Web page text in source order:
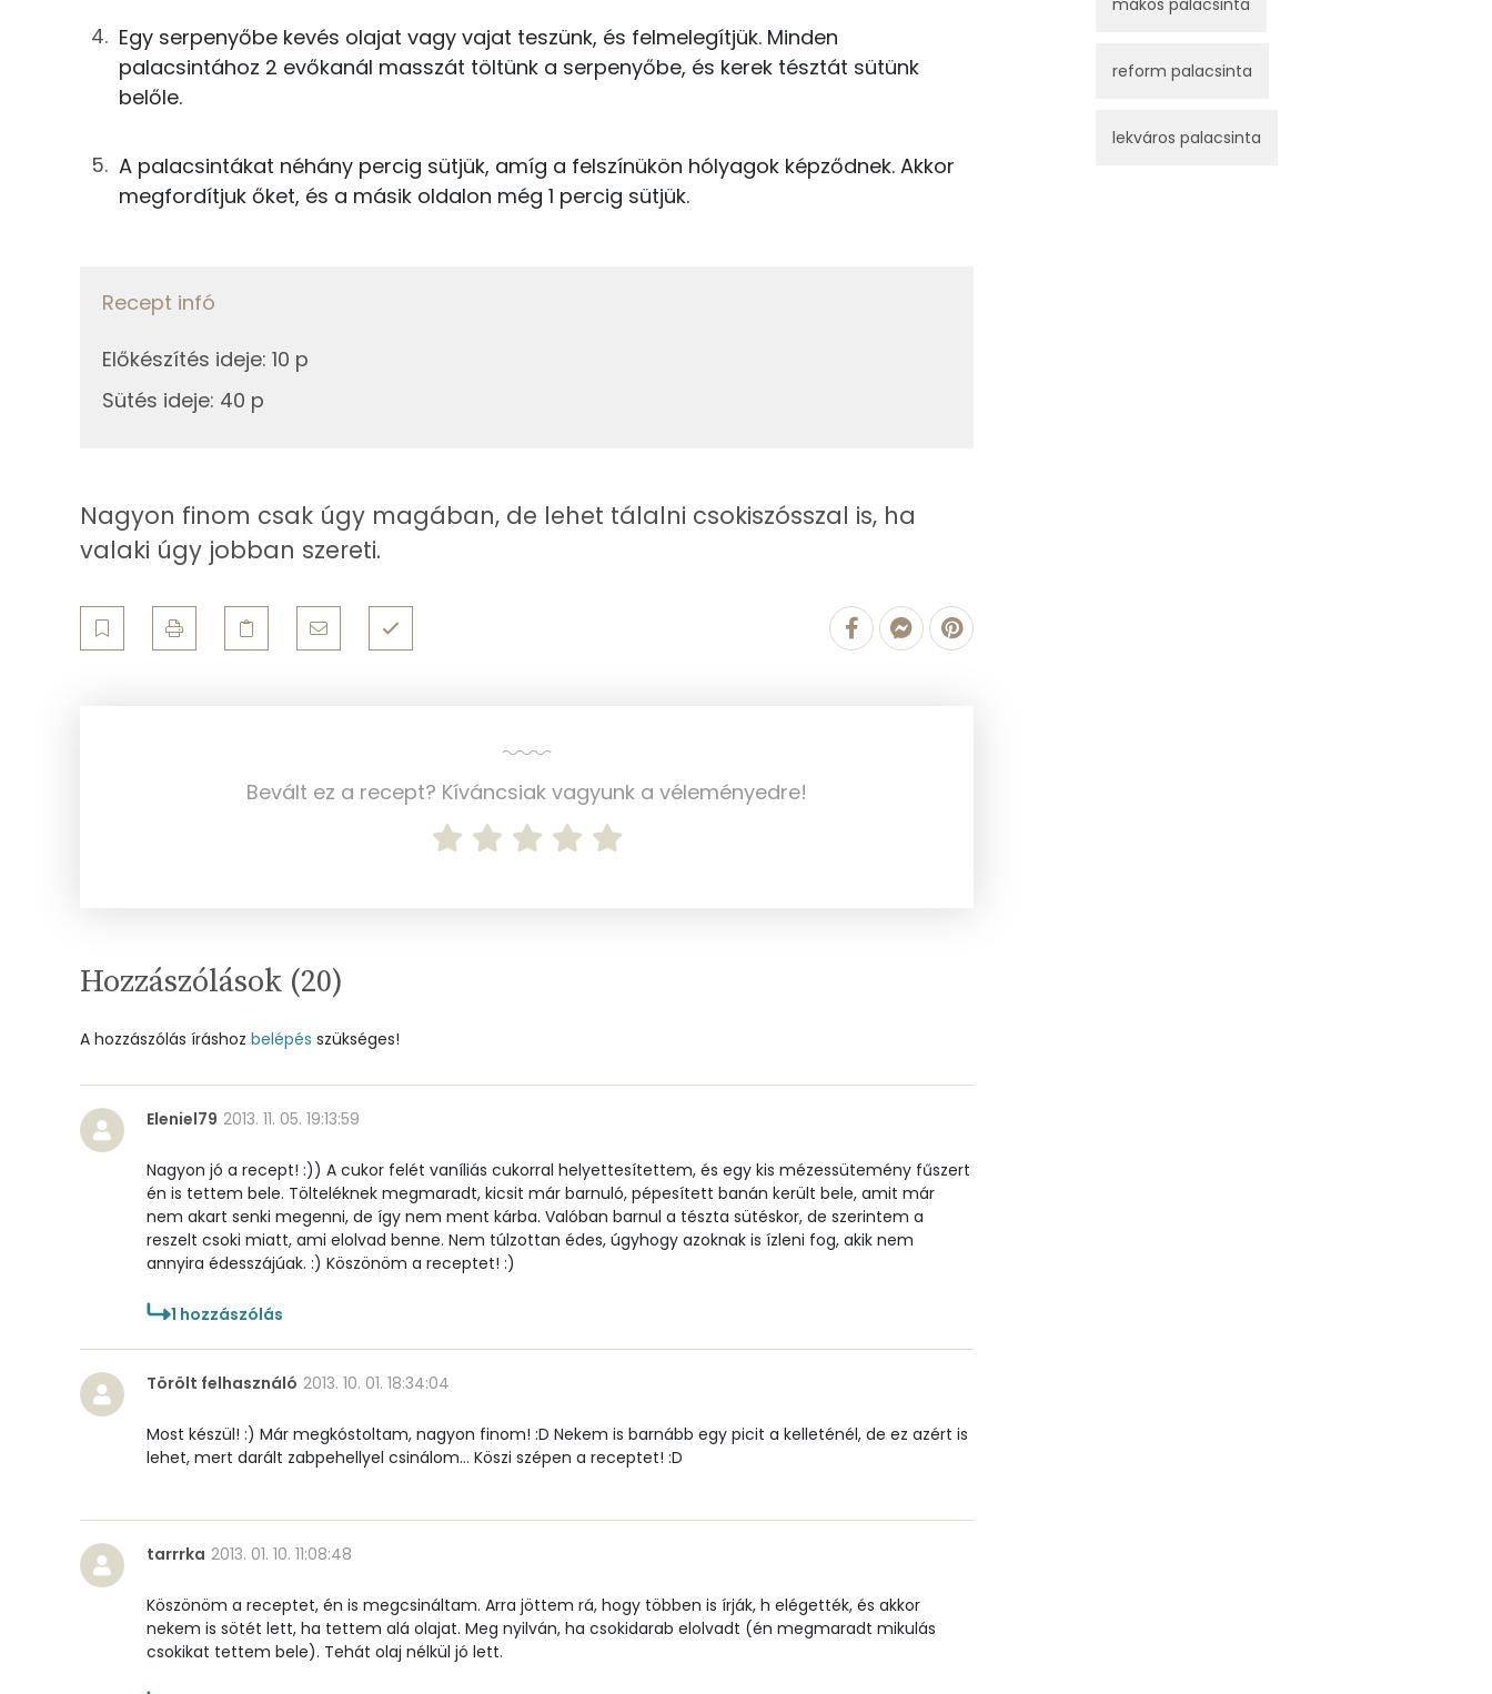
5g vaj
36 kcal
50galma
23 kcal
Összesen
Kálcium
Szelén
C vitamin:
Riboflavin - B2 vitamin:
Fehérje
Összesen
Telített zsírsav
6 g
Egyszeresen telítetlen zsírsav:
Többszörösen telítetlen zsírsav
1 g
Vas
Magnézium
Réz
0 mg
Mangán
1 mg
Szénhidrát
Összesen
Cukor
26 mg
Élelmi rost
Víz
Összesen 55.4 g
Vitaminok
Egy serpenyőbe kevés olajat vagy vajat teszünk, és felmelegítjük. Minden
palacsintához 2 evőkanál masszát töltünk a serpenyőbe, és kerek tésztát sütünk
belőle.
A palacsintákat néhány percig sütjük, amíg a felszínükön hólyagok képződnek. Akkor
megfordítjuk őket, és a másik oldalon még 1 percig sütjük.
Recept infó
Előkészítés ideje: 10 p
Sütés ideje: 40 p
Nagyon finom csak úgy magában, de lehet tálalni csokiszósszal is, ha
valaki úgy jobban szereti.
Bevált ez a recept? Kíváncsiak vagyunk a véleményedre!
Hozzászólások (20)
A hozzászólás íráshoz belépés szükséges!
Eleniel79 2013. 11. 05. 19:13:59
Nagyon jó a recept! :)) A cukor felét vaníliás cukorral helyettesítettem, és egy kis mézessütemény fűszert
én is tettem bele. Tölteléknek megmaradt, kicsit már barnuló, pépesített banán került bele, amit már
nem akart senki megenni, de így nem ment kárba. Valóban barnul a tészta sütéskor, de szerintem a
reszelt csoki miatt, ami elolvad benne. Nem túlzottan édes, úgyhogy azoknak is ízleni fog, akik nem
annyira édesszájúak. :) Köszönöm a receptet! :)
1 hozzászólás
Törölt felhasználó 2013. 10. 01. 18:34:04
Most készül! :) Már megkóstoltam, nagyon finom! :D Nekem is barnább egy picit a kelleténél, de ez azért is
lehet, mert darált zabpehellyel csinálom... Köszi szépen a receptet! :D
tarrrka 2013. 01. 10. 11:08:48
Köszönöm a receptet, én is megcsináltam. Arra jöttem rá, hogy többen is írják, h elégették, és akkor
nekem is sötét lett, ha tettem alá olajat. Meg nyilván, ha csokidarab elolvadt (én megmaradt mikulás
csokikat tettem bele). Tehát olaj nélkül jó lett.
mákos palacsinta
reform palacsinta
lekváros palacsinta